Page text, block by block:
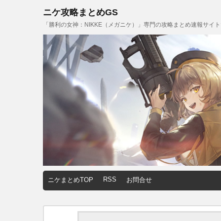
ニケ攻略まとめGS
「勝利の女神：NIKKE（メガニケ）」専門の攻略まとめ速報サイ
ニケまとめTOP RSS お問合せ